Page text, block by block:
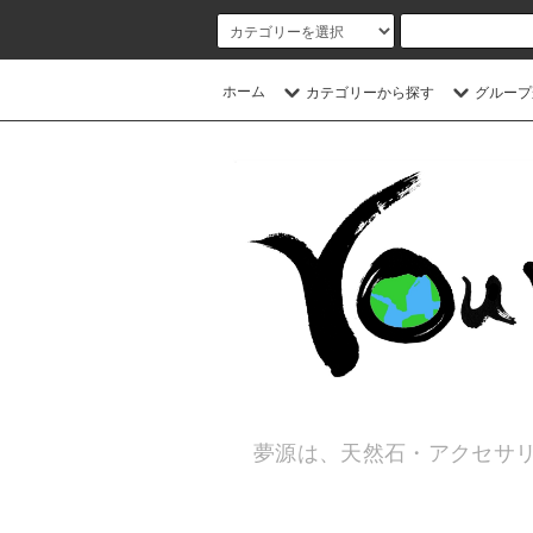
ホーム カテゴリーから探す グルー
夢源は、天然石・アクセサ